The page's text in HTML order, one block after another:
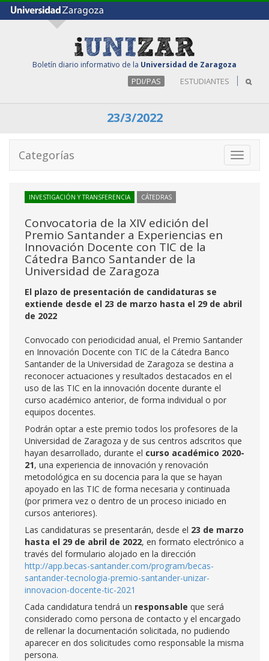
Boletín diario informativo de la Universidad de Zaragoza
PDI/PAS ESTUDIANTES
23/3/2022
Toggle
Categorías
INVESTIGACIÓN Y TRANSFERENCIA CÁTEDRAS
Convocatoria de la XIV edición del
Premio Santander a Experiencias en
Innovación Docente con TIC de la
Cátedra Banco Santander de la
Universidad de Zaragoza
El plazo de presentación de candidaturas se
extiende desde el 23 de marzo hasta el 29 de abril
de 2022
Convocado con periodicidad anual, el Premio Santander
en Innovación Docente con TIC de la Cátedra Banco
Santander de la Universidad de Zaragoza se destina a
reconocer actuaciones y resultados destacados en el
uso de las TIC en la innovación docente durante el
curso académico anterior, de forma individual o por
equipos docentes.
Podrán optar a este premio todos los profesores de la
Universidad de Zaragoza y de sus centros adscritos que
hayan desarrollado, durante el curso académico 2020-
21, una experiencia de innovación y renovación
metodológica en su docencia para la que se hayan
apoyado en las TIC de forma necesaria y continuada
(por primera vez o dentro de un proceso iniciado en
cursos anteriores).
Las candidaturas se presentarán, desde el 23 de marzo
hasta el 29 de abril de 2022, en formato electrónico a
través del formulario alojado en la dirección
http://app.becas-santander.com/program/becas-
santander-tecnologia-premio-santander-unizar-
innovacion-docente-tic-2021
Cada candidatura tendrá un responsable que será
considerado como persona de contacto y el encargado
de rellenar la documentación solicitada, no pudiendo
aparecer en dos solicitudes como responsable la misma
persona.